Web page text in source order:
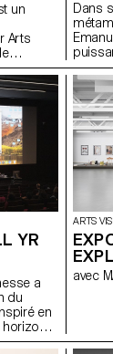
un
Arts
Dans
mourir
ni
forme
YR
a
du
en
ARTS